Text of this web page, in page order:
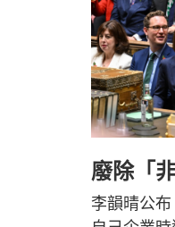
廢除「
李韻晴公